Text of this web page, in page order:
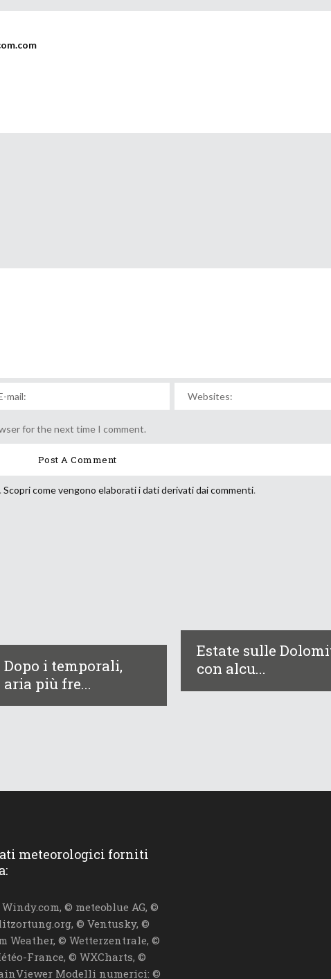
for the next time I comment.
Scopri come vengono elaborati i dati derivati dai commenti.
Dopo i temporali,
aria più fre...
Estate sulle
con alcu...
meteorologici forniti
© meteoblue AG, ©
© Ventusky, ©
Weather, © Wetterzentrale, ©
France, © WXCharts, ©
Modelli numerici: ©